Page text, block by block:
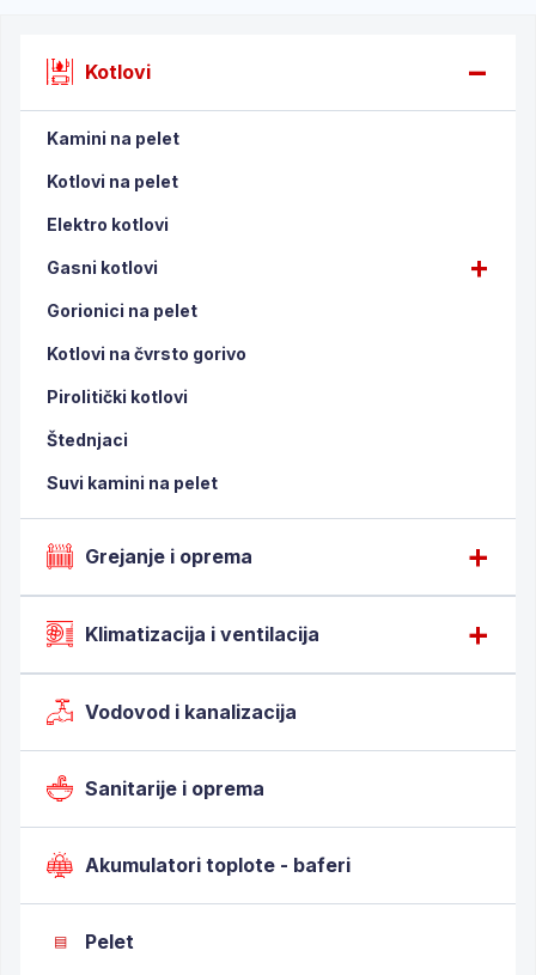
Kotlovi
Kamini na pelet
Kotlovi na pelet
Elektro kotlovi
Gasni kotlovi
Gorionici na pelet
Kotlovi na čvrsto gorivo
Pirolitički kotlovi
Štednjaci
Suvi kamini na pelet
Grejanje i oprema
Klimatizacija i ventilacija
Vodovod i kanalizacija
Sanitarije i oprema
Akumulatori toplote - baferi
▤ Pelet